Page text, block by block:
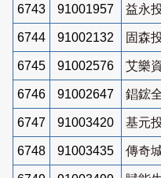
6743 91001957 益永
6744 91002132 固森
6745 91002576 艾樂
6746 91002647 錩鋐
6747 91003420 基元
6748 91003435 傳奇